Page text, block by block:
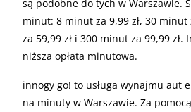
są podobne do tych w Warszawie.
minut: 8 minut za 9,99 zł, 30 minut
za 59,99 zł i 300 minut za 99,99 zł.
niższa opłata minutowa.
innogy go! to usługa wynajmu aut
na minuty w Warszawie. Za